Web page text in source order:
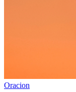
Oracion